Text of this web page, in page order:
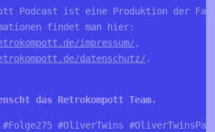
Podcast ist eine Produktion der
impressum/
datenschutz/ .
das Retrokompott Team.
#OliverTwins